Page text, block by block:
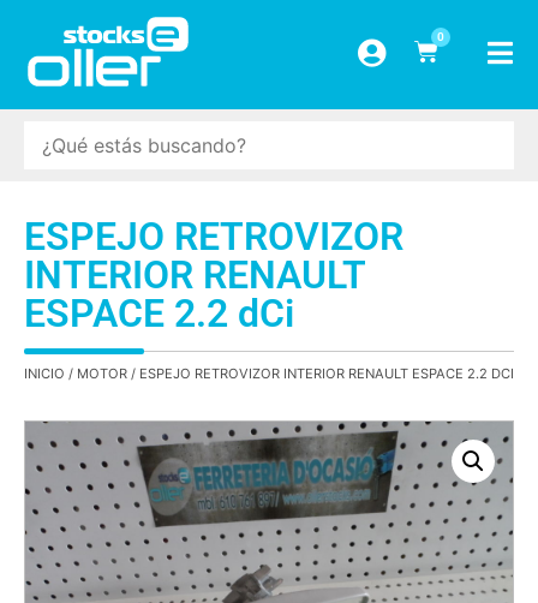
0
ESPEJO RETROVIZOR
INTERIOR RENAULT
ESPACE 2.2 dCi
INICIO / MOTOR / ESPEJO RETROVIZOR INTERIOR RENAULT ESPACE 2.2 DCI